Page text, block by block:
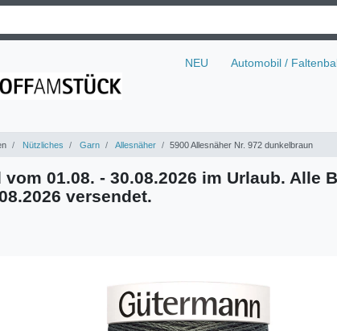
NEU Automobil /
Nützliches Garn Allesnäher 5900 Allesnäher Nr. 972 dunkelbraun
vom 01.08. - 30.08.2026 im Urlaub.
versendet.